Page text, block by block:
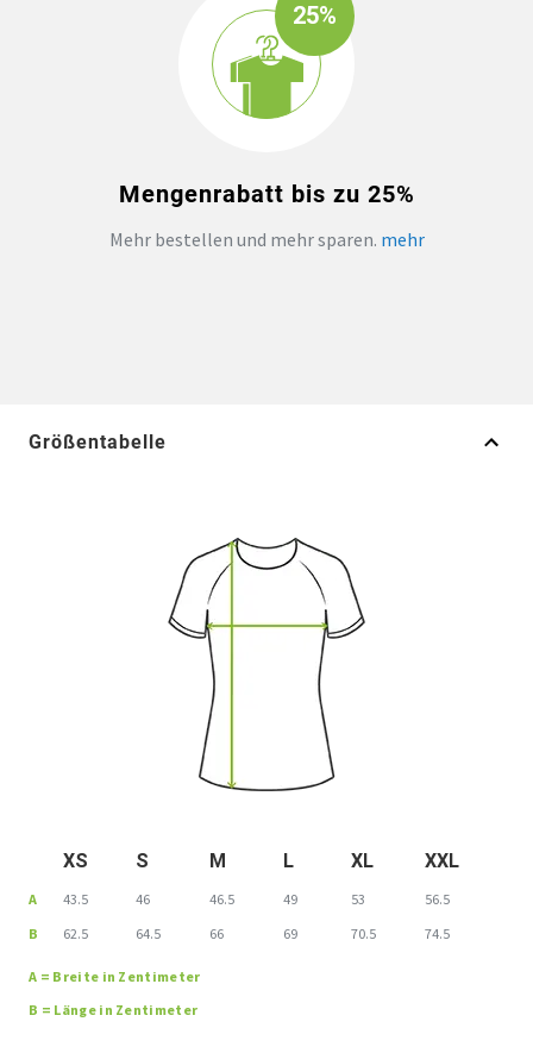
25%
Mengenrabatt bis zu 25%
Mehr bestellen und mehr sparen. mehr
Größentabelle
XS S M L XL XXL
A 43.5 46 46.5 49 53
56.5
B
62.5 64.5 66 69 70.5 74.5
A = Breite in Zentimeter
B = Länge in Zentimeter